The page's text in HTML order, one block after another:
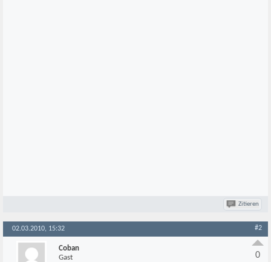
Zitieren
02.03.2010, 15:32 #2
Coban
Gast
0